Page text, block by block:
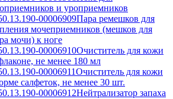
и уроприемников
00006909Пара ремешков для
мочеприемников (мешков для
мочи) к ноге
00006910Очиститель для кожи
не менее 180 мл
00006911Очиститель для кожи
салфеток, не менее 30 шт.
00006912Нейтрализатор запаха